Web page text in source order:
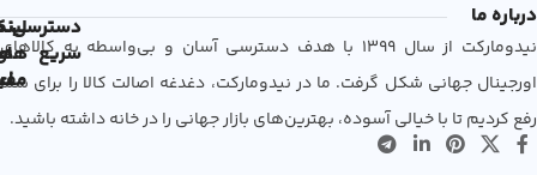
درباره ما
نیدومارکت از سال 1399 با هدف دسترسی آسان و بی‌واسطه به کالاهای
اورجینال جهانی شکل گرفت. ما در نیدومارکت، دغدغه اصالت کالا را برای شما
رفع کردیم تا با خیالی آسوده، بهترین‌های بازار جهانی را در خانه داشته باشید.
دسترسی
سریع